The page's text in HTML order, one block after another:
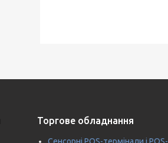
Торгове обладнання